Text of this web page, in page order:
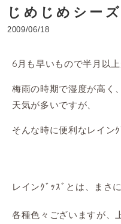
じめじめシー
2009/06/18
6月も早いもので半月以
梅雨の時期で湿度が高く
天気が多いですが、
そんな時に便利なレイン
レインｸﾞｯｽﾞとは、まさに
各種色々ございますが、